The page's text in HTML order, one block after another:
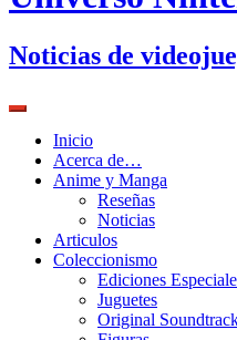
Noticias de
Inicio
Acerca de…
Anime y Manga
Reseñas
Noticias
Articulos
Coleccionismo
Ediciones
Juguetes
Original